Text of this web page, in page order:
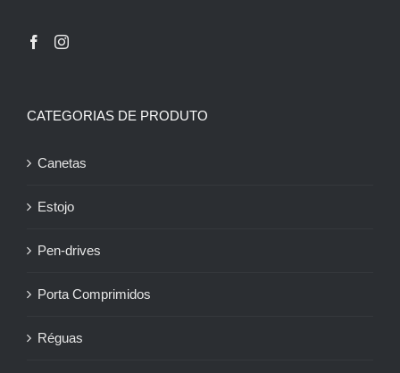
CATEGORIAS DE PRODUTO
Canetas
Estojo
Pen-drives
Porta Comprimidos
Réguas